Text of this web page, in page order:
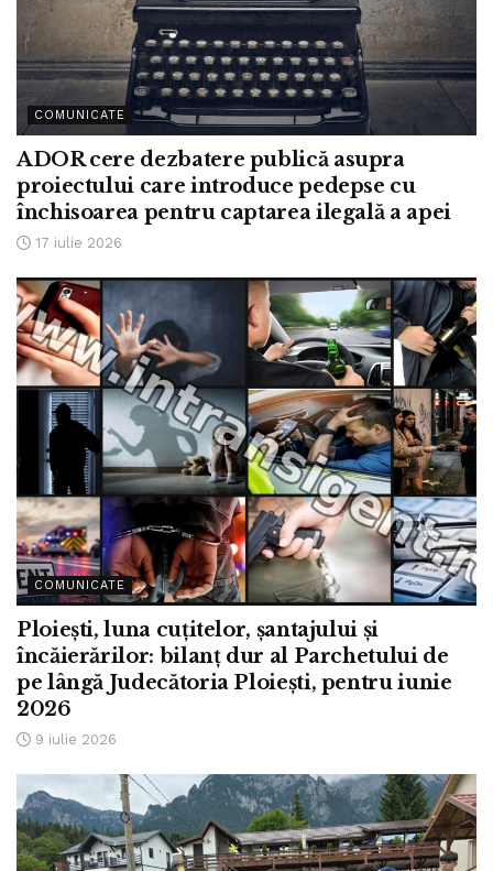
COMUNICATE
ADOR cere dezbatere publică asupra
proiectului care introduce pedepse cu
închisoarea pentru captarea ilegală a apei
17 iulie 2026
COMUNICATE
Ploiești, luna cuțitelor, șantajului și
încăierărilor: bilanț dur al Parchetului de
pe lângă Judecătoria Ploiești, pentru iunie
2026
9 iulie 2026